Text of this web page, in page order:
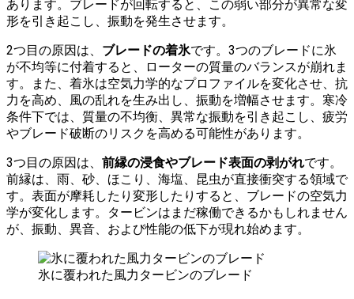
あります。ブレードが回転すると、この弱い部分が異常な変
形を引き起こし、振動を発生させます。
2つ目の原因は、 ブレードの着氷です。3つのブレードに氷
が不均等に付着すると、ローターの質量のバランスが崩れま
す。また、着氷は空気力学的なプロファイルを変化させ、抗
力を高め、風の乱れを生み出し、振動を増幅させます。寒冷
条件下では、質量の不均衡、異常な振動を引き起こし、疲労
やブレード破断のリスクを高める可能性があります。
3つ目の原因は、 前縁の浸食やブレード表面の剥がれです。
前縁は、雨、砂、ほこり、海塩、昆虫が直接衝突する領域で
す。表面が摩耗したり変形したりすると、ブレードの空気力
学が変化します。タービンはまだ稼働できるかもしれません
が、振動、異音、および性能の低下が現れ始めます。
氷に覆われた風力タービンのブレード